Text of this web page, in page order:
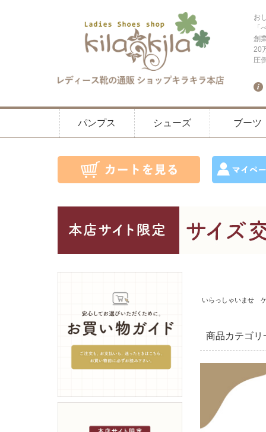
お
「
創
20
圧
パンプス シューズ ブーツ
いらっしゃいませ
商品カテゴリ